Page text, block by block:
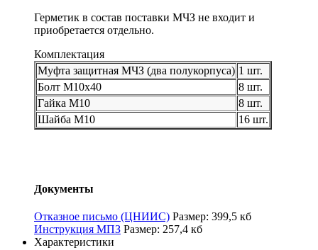
Герметик в состав поставки МЧЗ не входит и
приобретается отдельно.
Комплектация
Муфта защитная МЧЗ (два полукорпуса) 1 шт.
Болт М10х40
8 шт.
Гайка М10
8 шт.
Шайба М10
16 шт.
Документы
Отказное письмо (ЦНИИС) Размер: 399,5 кб
Инструкция МПЗ Размер: 257,4 кб
Характеристики